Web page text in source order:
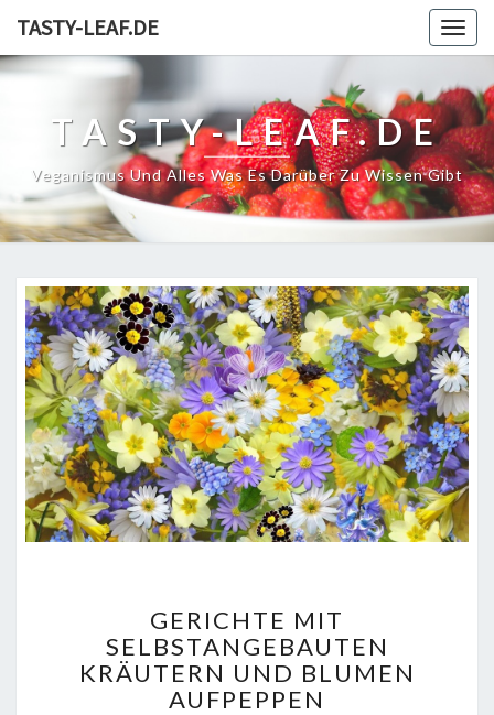
TASTY-LEAF.DE
TASTY-LEAF.DE
Veganismus Und Alles Was Es Darüber Zu Wissen Gibt
MIT
SELBSTANGEBAUTEN
KRÄUTERN
UND
GERICHTE MIT
SELBSTANGEBAUTEN
KRÄUTERN UND BLUMEN
AUFPEPPEN